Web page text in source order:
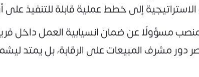
إلى خطط عملية قابلة للتنفيذ على
مسؤولًا عن ضمان انسيابية العمل داخل
دور مشرف المبيعات على الرقابة، بل يمتد